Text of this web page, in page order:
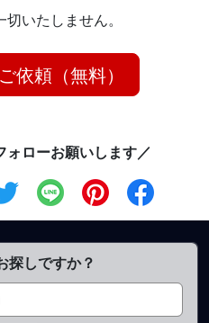
いたしません。
依頼（無料）
ォローお願いします／
探しですか？